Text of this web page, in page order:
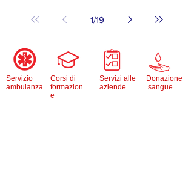
1/19
Corsi di
formazion
e
Servizi alle
aziende
Servizio
ambulanza
Donazione
sangue